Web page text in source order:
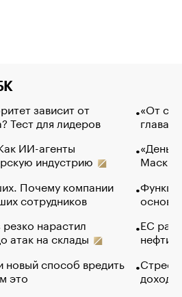
зависит от
Тест для лидеров
ИИ-агенты
индустрию
Почему компании
сотрудников
нарастил
атак на склады
новый способ вредить
это
«От
глава
Маск в
основ
ЕС
нефти